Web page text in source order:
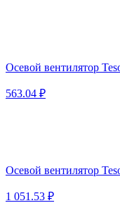
Осевой вентилятор
563.04 ₽
Осевой вентилятор
1 051.53 ₽